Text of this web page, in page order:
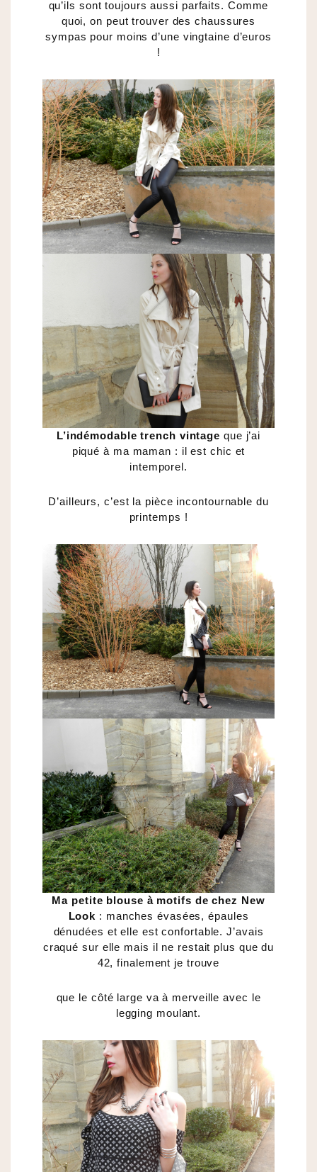
qu’ils sont toujours aussi parfaits. Comme
quoi, on peut trouver des chaussures
sympas pour moins d’une vingtaine d’euros
!
L’indémodable trench vintage que j’ai
piqué à ma maman : il est chic et
intemporel.
D’ailleurs, c’est la pièce incontournable du
printemps !
Ma petite blouse à motifs de chez New
Look : manches évasées, épaules
dénudées et elle est confortable. J’avais
craqué sur elle mais il ne restait plus que du
42, finalement je trouve
que le côté large va à merveille avec le
legging moulant.